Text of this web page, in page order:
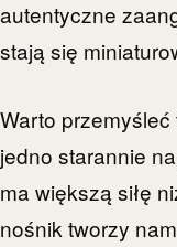
autentyczne
stają się
Warto
jedno starannie
ma większą siłę
nośnik tworzy